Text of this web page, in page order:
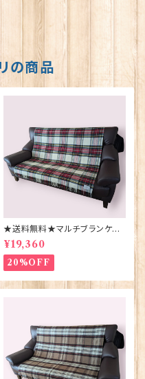
の商品
★送料無料★マルチブランケット
【DRESS STEWART】Bronte
by Moon 00185-B
¥19,360
20%OFF